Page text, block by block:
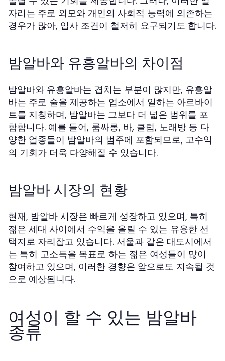
자리는 주로 외모와 개인의 사회적 능력에 의존하는
경우가 많아, 입사 조건이 철저히 요구되기도 합니다.
밤알바와 유흥알바의 차이점
밤알바와 유흥알바는 겹치는 부분이 많지만, 유흥알
바는 주로 술을 제공하는 업소에서 일하는 아르바이
트를 지칭하며, 밤알바는 그보다 더 넓은 범위를 포
함합니다. 예를 들어, 룸싸롱, 바, 클럽, 노래방 등 다
양한 업종들이 밤알바의 범주에 포함되므로, 고수익
의 기회가 더욱 다양해질 수 있습니다.
밤알바 시장의 현황
현재, 밤알바 시장은 빠르게 성장하고 있으며, 특히
젊은 세대 사이에서 수익을 올릴 수 있는 유용한 선
택지로 자리잡고 있습니다. 서울과 같은 대도시에서
는 특히 고소득을 목표로 하는 젊은 여성들이 많이
참여하고 있으며, 이러한 경향은 앞으로도 지속될 것
으로 예상됩니다.
여성이 할 수 있는 밤알바
종류